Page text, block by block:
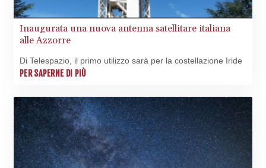
XOF 655.474435
XPF 119.331742
YER 273.556256
ZMK
ZWL 371.86277
AED 4.241201
AED 4.241201
AFN 76.219915
ALL 93.210974
AMD 421.7986
Inaugurata una nuova antenna satellitare italiana
alle Azzorre
Di Telespazio, il primo utilizzo sarà per la costellazione Iride
PER SAPERNE DI PIÙ